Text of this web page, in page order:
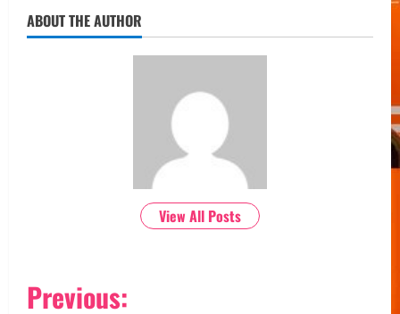
ABOUT THE AUTHOR
View All Posts
P
Previous: